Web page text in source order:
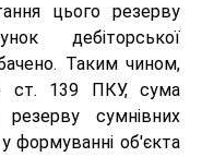
цього резерву
дебіторської
Таким чином,
ст. 139 ПКУ, сума
сумнівних
у формуванні об'єкта